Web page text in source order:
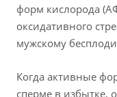
форм кислорода
оксидативного
мужскому
Когда активные
сперме в избытке,